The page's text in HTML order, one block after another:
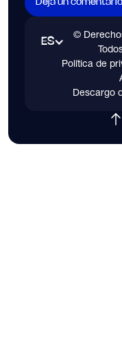
Deja un comentario
ES
©
Política de
Descargo